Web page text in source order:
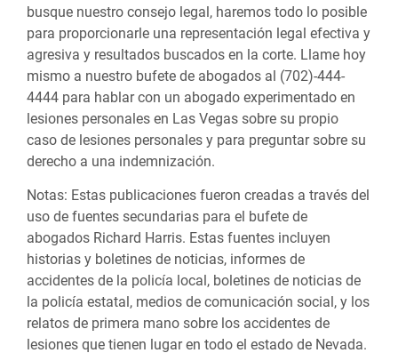
busque nuestro consejo legal, haremos todo lo posible
para proporcionarle una representación legal efectiva y
agresiva y resultados buscados en la corte. Llame hoy
mismo a nuestro bufete de abogados al (702)-444-
4444 para hablar con un abogado experimentado en
lesiones personales en Las Vegas sobre su propio
caso de lesiones personales y para preguntar sobre su
derecho a una indemnización.
Notas: Estas publicaciones fueron creadas a través del
uso de fuentes secundarias para el bufete de
abogados Richard Harris. Estas fuentes incluyen
historias y boletines de noticias, informes de
accidentes de la policía local, boletines de noticias de
la policía estatal, medios de comunicación social, y los
relatos de primera mano sobre los accidentes de
lesiones que tienen lugar en todo el estado de Nevada.